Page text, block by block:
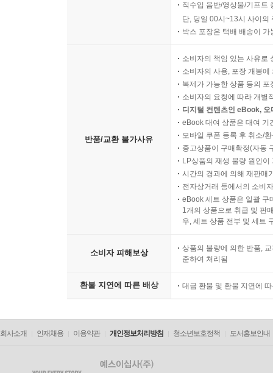
직수입 음반/영상물/기프트
단, 당일 00시~13시 사이의
박스 포장은 택배 배송이
반품/교환 불가사유
소비자의 책임 있는 사유로
소비자의 사용, 포장 개봉
복제가 가능한 상품 등의
소비자의 요청에 따라 개별
디지털 컨텐츠인 eBook,
eBook 대여 상품은 대여 기
모바일 쿠폰 등록 후 취소/
중고상품이 구매확정(자동
LP상품의 재생 불량 원인
시간의 경과에 의해 재판매
전자상거래 등에서의 소비
eBook 세트 상품은 일괄 구
1개의 상품으로 취급 및 판
우, 세트 상품 전부 및 세트
소비자 피해보상
상품의 불량에 의한 반품,
준하여 처리됨
환불 지연에 따른 배상 대금 환불 및 환불 지연에
회사소개 인재채용 이용약관 개인정보처리방침 청소년보호정책 도서홍보안내